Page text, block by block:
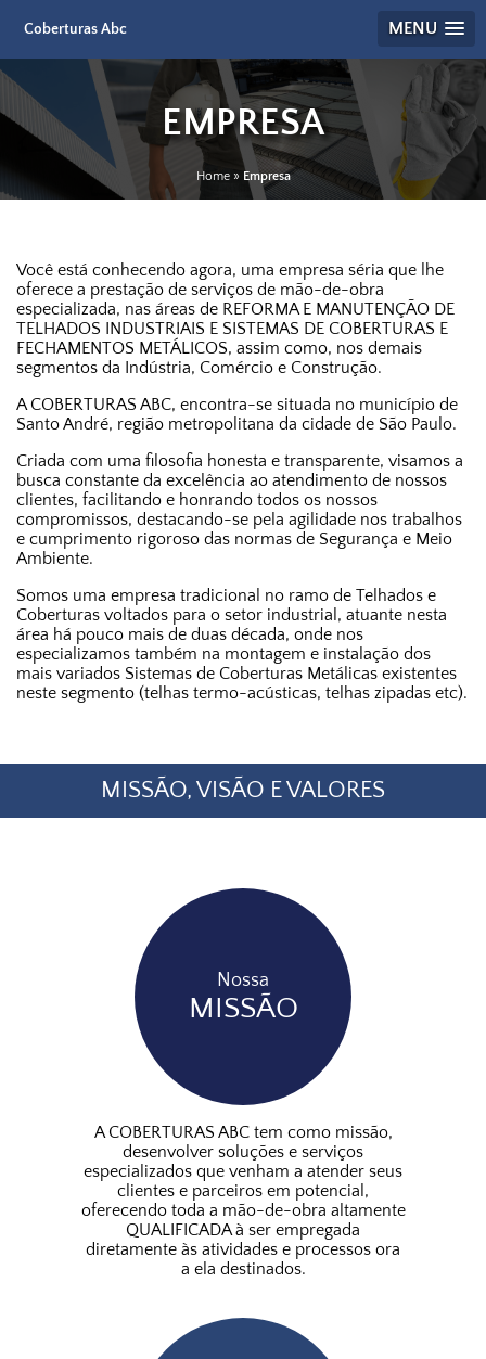
Coberturas Abc MENU
EMPRESA
Home» Empresa
Você está conhecendo agora, uma empresa séria que lhe
oferece a prestação de serviços de mão-de-obra
especializada, nas áreas de REFORMA E MANUTENÇÃO DE
TELHADOS INDUSTRIAIS E SISTEMAS DE COBERTURAS E
FECHAMENTOS METÁLICOS, assim como, nos demais
segmentos da Indústria, Comércio e Construção.
ACOBERTURAS ABC, encontra-se situada no município de
Santo André, região metropolitana da cidade de São Paulo.
Criada com uma filosofia honesta e transparente, visamos a
busca constante da excelência ao atendimento de nossos
clientes, facilitando e honrando todos os nossos
compromissos, destacando-se pela agilidade nos trabalhos
e cumprimento rigoroso das normas de Segurança e Meio
Ambiente.
Somos uma empresa tradicional no ramo de Telhados e
Coberturas voltados para o setor industrial, atuante nesta
área há pouco mais de duas década, onde nos
especializamos também na montagem e instalação dos
mais variados Sistemas de Coberturas Metálicas existentes
neste segmento (telhas termo-acústicas, telhas zipadas etc).
MISSÃO, VISÃO E VALORES
Nossa
MISSÃO
A COBERTURAS ABC tem como missão,
desenvolver soluções e serviços
especializados que venham a atender seus
clientes e parceiros em potencial,
oferecendo toda a mão-de-obra altamente
QUALIFICADA à ser empregada
diretamente às atividades e processos ora
a ela destinados.